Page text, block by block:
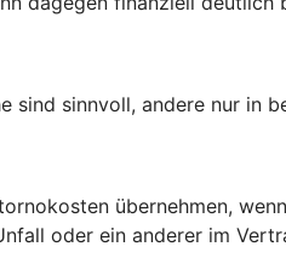
sind sinnvoll, andere nur in
übernehmen,
oder ein anderer im